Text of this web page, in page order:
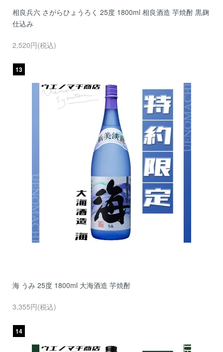
相良兵六 さがらひょうろく 25度 1800ml 相良酒造 芋焼酎 黒麹
仕込み
2,520円(税込)
13
海 うみ 25度 1800ml 大海酒造 芋焼酎
3,355円(税込)
14